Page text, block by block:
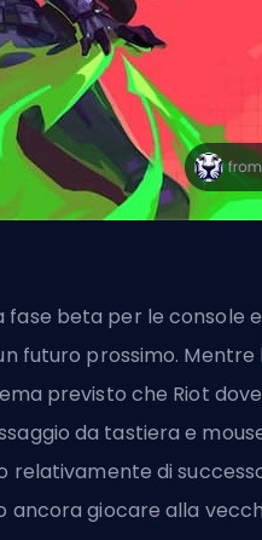
beta per le console
futuro prossimo. Mentre
previsto che Riot
da tastiera e
di
ancora giocare alla